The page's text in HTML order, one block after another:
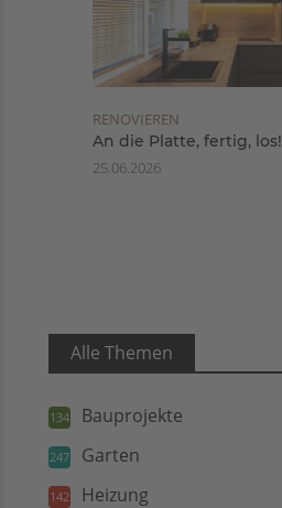
RENOVIEREN
An die Platte, fertig, los!
25.06.2026
Alle Themen
134 Bauprojekte
247 Garten
142 Heizung